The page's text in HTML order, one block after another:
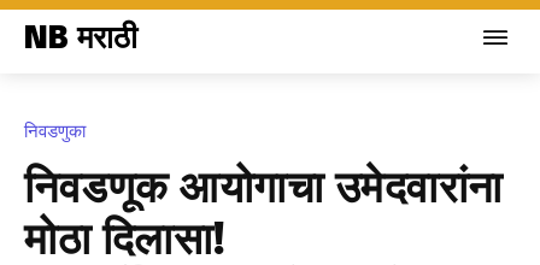
NB मराठी
निवडणुका
निवडणूक आयोगाचा उमेदवारांना
मोठा दिलासा!